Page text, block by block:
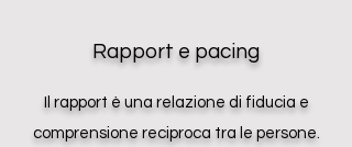
Rapport e pacing
Il rapport è una relazione di fiducia e
comprensione reciproca tra le persone.